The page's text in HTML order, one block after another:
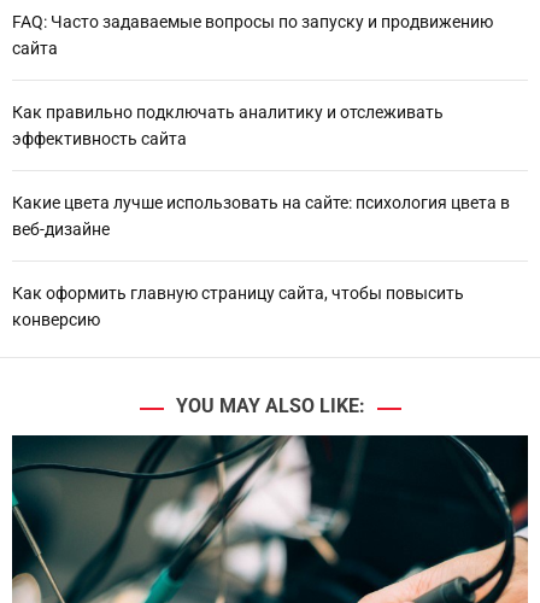
FAQ: Часто задаваемые вопросы по запуску и продвижению
сайта
Как правильно подключать аналитику и отслеживать
эффективность сайта
Какие цвета лучше использовать на сайте: психология цвета в
веб-дизайне
Как оформить главную страницу сайта, чтобы повысить
конверсию
YOU MAY ALSO LIKE: